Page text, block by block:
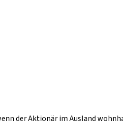
der Aktionär im Ausland